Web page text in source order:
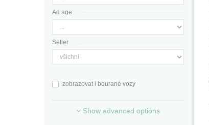
Ad age
Seller
zobrazovat i bourané vozy
Show advanced options